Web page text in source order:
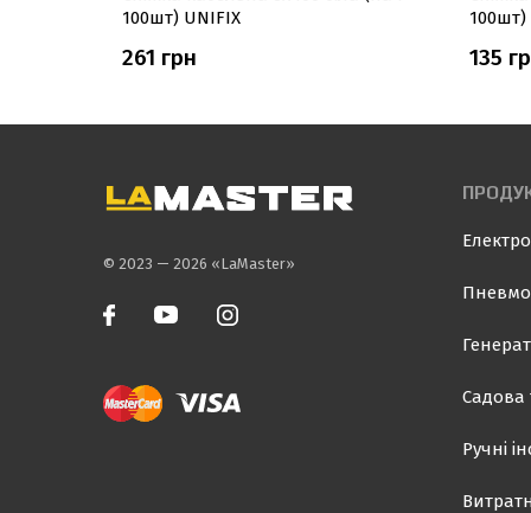
100шт) UNIFIX
261 грн
100шт)
135
© 2023 — 2026 «LaMaster»
Садова
Ручні